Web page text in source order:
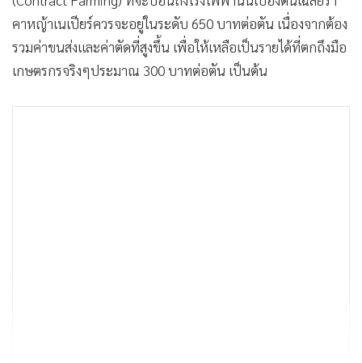
คาหญ้าเนเปียร์ควรจะอยู่ในระดับ 650 บาทต่อตัน เนื่องจากต้อง
รวมค่าขนส่งและค่าตัดที่สูงขึ้น เพื่อให้เหลือเป็นรายได้ที่ตกถึงมือ
เกษตรกรจริงๆประมาณ 300 บาทต่อตัน เป็นต้น